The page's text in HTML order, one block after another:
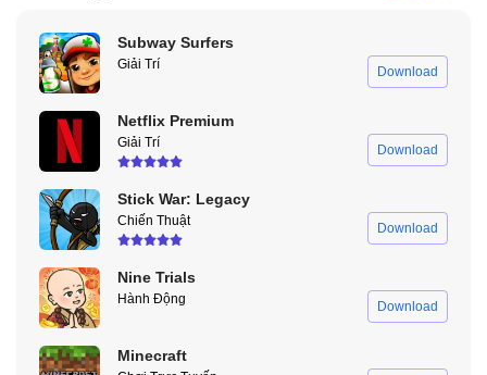
Subway Surfers
Giải Trí Download
Netflix Premium
Giải Trí Download
Stick War: Legacy
Chiến Thuật Download
Nine Trials
Hành Động Download
Minecraft